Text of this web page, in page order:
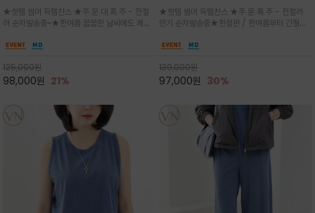
브이넥 디자인이라 부담없이 쓱쓱~걸치
는 꾸안꾸!!가볍고 바스락한 나일론 블렌
드 소재감이 세련된 무드를 더해주는 가
★핫템 썸머 득템찬스 ★주.문.대.폭.주 - 전컬
러 순차발송중~★한여름 꿉꿉한 날씨에도 쾌적
일 자켓은 가벼운 무게감과 방수성 덕분에 여름
등과 밸런스를 맞춥니다
125,000원
98,000원 21%
(Volume Fit)가볍지만 입체적인 실
루엣을 유지하는 구조적 디자인
★핫템 썸머 득템찬스 ★주.문.폭.주 - 전컬러
인기 순차발송중★한정판 / 한여름부터 간절기
단 스토퍼 디테일로 핏 조절이 가능해 실용적/바
가볍게 비치는 세련된후드
139,000원
97,000원 30%